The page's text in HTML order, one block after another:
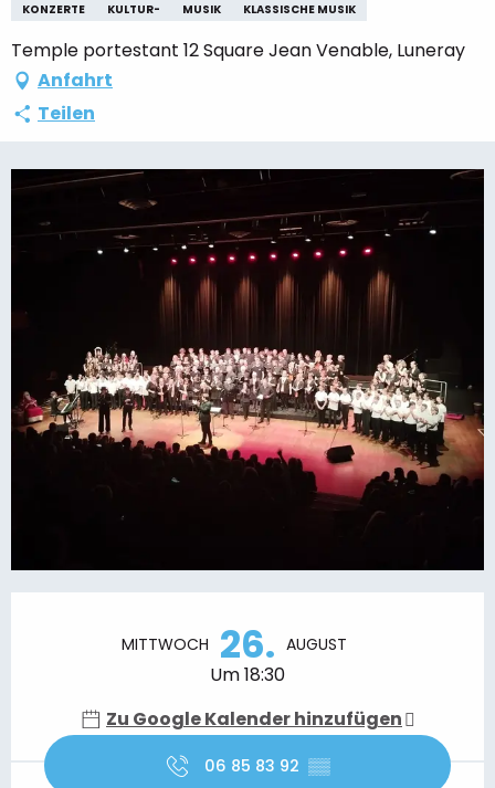
KONZERTE KULTUR- MUSIK KLASSISCHE MUSIK
Temple portestant 12 Square Jean Venable, Luneray
Anfahrt
Teilen
MITTWOCH 26. AUGUST
Um 18:30
Zu Google Kalender hinzufügen
06 85 83 92 ▒▒